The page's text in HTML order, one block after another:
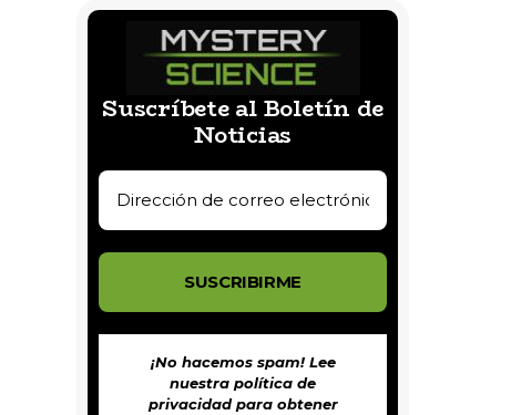
Suscríbete al Boletín de
Noticias
¡No hacemos spam! Lee
nuestra política de
privacidadpara obtener